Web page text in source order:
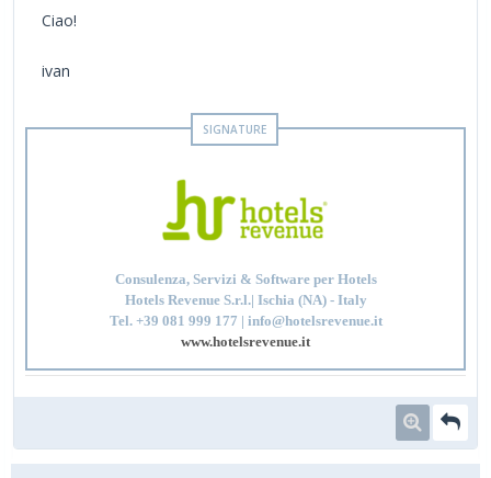
Ciao!
ivan
Consulenza, Servizi & Software per Hotels
Hotels Revenue S.r.l.| Ischia (NA) - Italy
Tel. +39 081 999 177 | info@hotelsrevenue.it
www.hotelsrevenue.it